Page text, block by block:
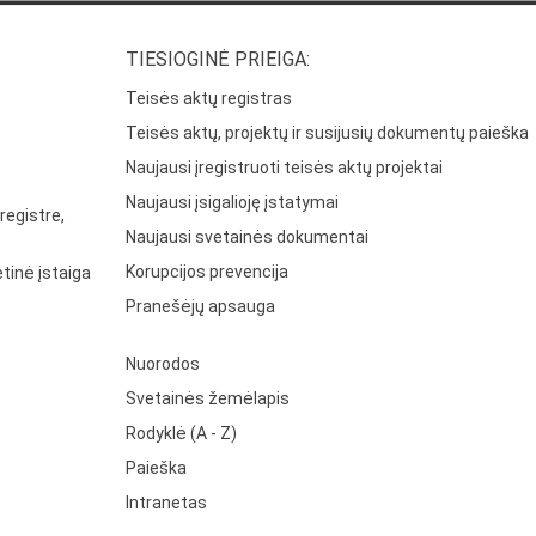
įstaiga
TIESIOGINĖ PRIEIGA:
Teisės aktų registras
Teisės aktų, projektų ir susijusių dokumentų paieška
Naujausi įregistruoti teisės aktų projektai
Naujausi įsigalioję įstatymai
Naujausi svetainės dokumentai
Korupcijos prevencija
Pranešėjų apsauga
Nuorodos
Svetainės žemėlapis
Rodyklė (A - Z)
Paieška
Intranetas